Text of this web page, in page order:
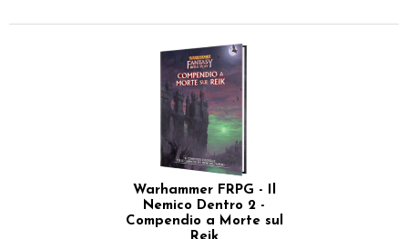
Warhammer FRPG - Il
Nemico Dentro 2 -
Compendio a Morte sul